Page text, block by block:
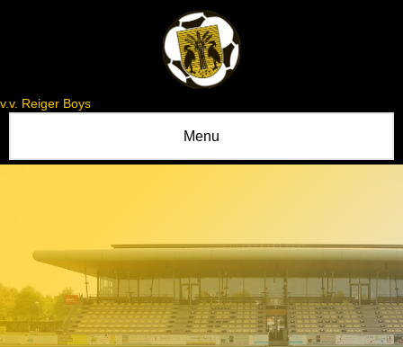
v.v. Reiger Boys
Menu